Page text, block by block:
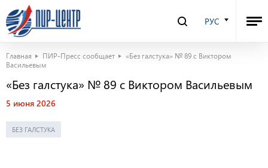
РУС
Главная ПИР-Пресс сообщает
«Без галстука» № 89 с Виктором
Васильевым
«Без галстука» № 89 с Виктором Васильевым
5 июня 2026
БЕЗ ГАЛСТУКА